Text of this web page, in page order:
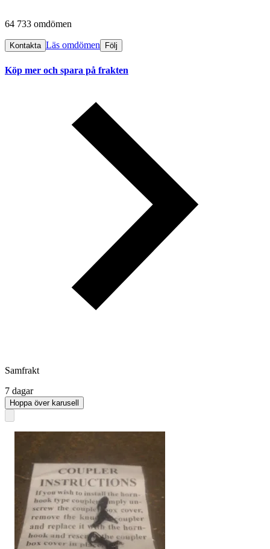
64 733 omdömen
Kontakta Läs omdömen Följ
Köp mer och spara på frakten
Samfrakt
7 dagar
Hoppa över karusell